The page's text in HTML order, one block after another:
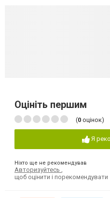
Оцініть першим
(0 оцінок)
Я
Ніхто ще не рекомендував
Авторизуйтесь
щоб оцінити і порекомендувати